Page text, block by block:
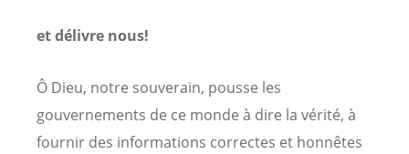
et délivre nous!
Ô Dieu, notre souverain, pousse les
gouvernements de ce monde à dire la vérité, à
fournir des informations correctes et honnêtes